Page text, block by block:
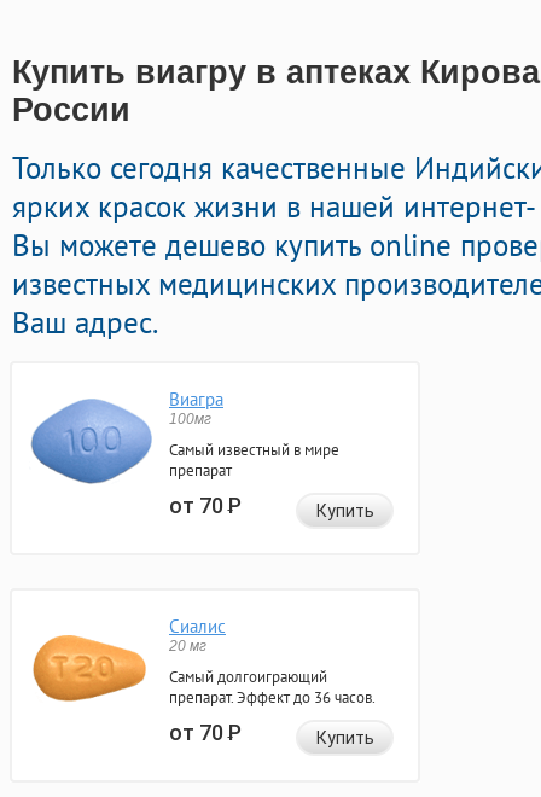
Купить виагру в аптеках
России
Только сегодня качественные
ярких красок жизни в нашей
Вы можете дешево купить online
известных медицинских
Ваш адрес.
Виагра
100мг
Самый известный в мире
препарат
от 70Р Купить
Сиалис
20 мг
Самый долгоиграющий
препарат. Эффект до 36 часов.
от 70Р Купить